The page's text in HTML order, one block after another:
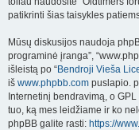
patikrinti šias taisykles
Mūsų diskusijos naudoja
programinė įranga”,
išleistą po “Bendroji Vieša
iš www.phpbb.com puslapio.
Internetinį bendravimą, o
tuo, ką mes leidžiame ir ko
phpBB galite rasti: https://